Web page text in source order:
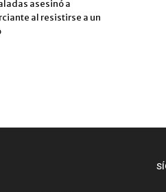
asesinó a
al resistirse a un